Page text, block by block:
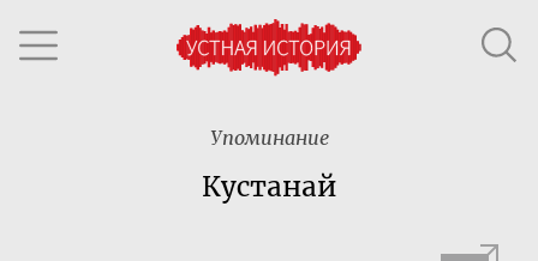
Упоминание
Кустанай